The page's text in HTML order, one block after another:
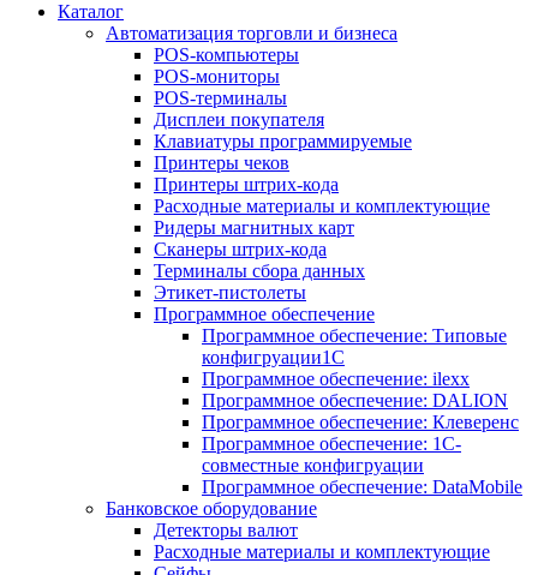
Каталог
Автоматизация торговли и бизнеса
POS-компьютеры
POS-мониторы
POS-терминалы
Дисплеи покупателя
Клавиатуры программируемые
Принтеры чеков
Принтеры штрих-кода
Расходные материалы и комплектующие
Ридеры магнитных карт
Сканеры штрих-кода
Терминалы сбора данных
Этикет-пистолеты
Программное обеспечение
Программное обеспечение: Типовые
конфигруации1С
Программное обеспечение: ilexx
Программное обеспечение: DALION
Программное обеспечение: Клеверенс
Программное обеспечение: 1С-
совместные конфигруации
Программное обеспечение: DataMobile
Банковское оборудование
Детекторы валют
Расходные материалы и комплектующие